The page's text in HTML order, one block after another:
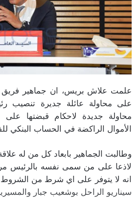
علمت علاش بريس، ان جماهير فريق
على محاولة عائلة جديرة تنصيب
محاولة جديدة لاحكام قبضتها على
الأموال الراكضة في الحساب البنكي
وطالبت الجماهير بابعاد كل من له
لاذعا على من سمى نفسه بالرئيس
انه لا يتوفر على اي شرط من الشروط
سيناريو الراحل بوشعيب جبار